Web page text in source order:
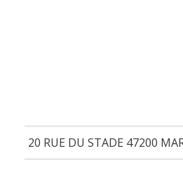
20 RUE DU STADE 47200